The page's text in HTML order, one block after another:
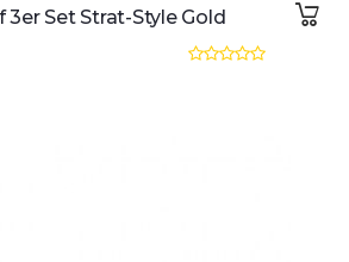
Set Strat-Style Gold